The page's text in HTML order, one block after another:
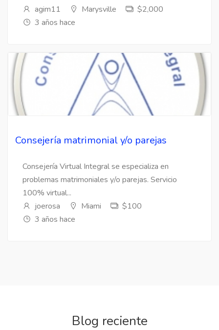
agim11
Marysville
$2,000
3 años hace
Consejería matrimonial y/o parejas
Consejería Virtual Integral se especializa en
problemas matrimoniales y/o parejas. Servicio
100% virtual...
joerosa
Miami
$100
3 años hace
Blog reciente